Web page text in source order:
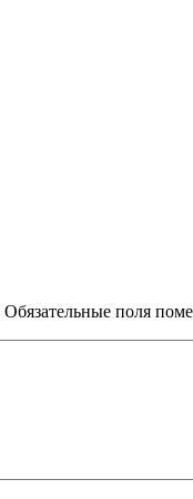
Обязательные поля